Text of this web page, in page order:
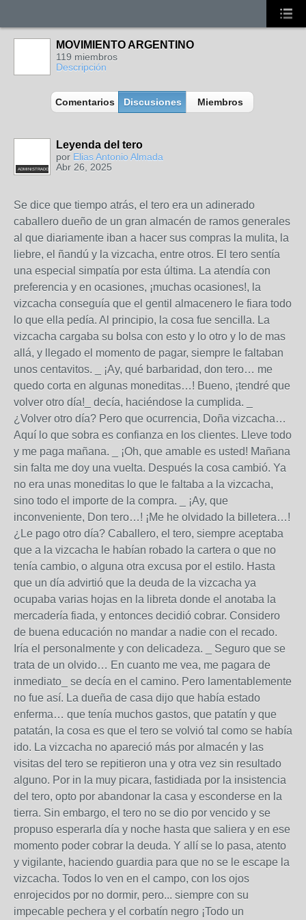
MOVIMIENTO ARGENTINO
119 miembros
Descripción
Comentarios Discusiones Miembros
ADMINISTRADOR
Leyenda del tero
por Elias Antonio Almada
Abr 26, 2025
Se dice que tiempo atrás, el tero era un adinerado
caballero dueño de un gran almacén de ramos generales
al que diariamente iban a hacer sus compras la mulita, la
liebre, el ñandú y la vizcacha, entre otros. El tero sentía
una especial simpatía por esta última. La atendía con
preferencia y en ocasiones, ¡muchas ocasiones!, la
vizcacha conseguía que el gentil almacenero le fiara todo
lo que ella pedía. Al principio, la cosa fue sencilla. La
vizcacha cargaba su bolsa con esto y lo otro y lo de mas
allá, y llegado el momento de pagar, siempre le faltaban
unos centavitos. _ ¡Ay, qué barbaridad, don tero… me
quedo corta en algunas moneditas…! Bueno, ¡tendré que
volver otro día!_ decía, haciéndose la cumplida. _
¿Volver otro día? Pero que ocurrencia, Doña vizcacha…
Aquí lo que sobra es confianza en los clientes. Lleve todo
y me paga mañana. _ ¡Oh, que amable es usted! Mañana
sin falta me doy una vuelta. Después la cosa cambió. Ya
no era unas moneditas lo que le faltaba a la vizcacha,
sino todo el importe de la compra. _ ¡Ay, que
inconveniente, Don tero…! ¡Me he olvidado la billetera…!
¿Le pago otro día? Caballero, el tero, siempre aceptaba
que a la vizcacha le habían robado la cartera o que no
tenía cambio, o alguna otra excusa por el estilo. Hasta
que un día advirtió que la deuda de la vizcacha ya
ocupaba varias hojas en la libreta donde el anotaba la
mercadería fiada, y entonces decidió cobrar. Considero
de buena educación no mandar a nadie con el recado.
Iría el personalmente y con delicadeza. _ Seguro que se
trata de un olvido… En cuanto me vea, me pagara de
inmediato_ se decía en el camino. Pero lamentablemente
no fue así. La dueña de casa dijo que había estado
enferma… que tenía muchos gastos, que patatín y que
patatán, la cosa es que el tero se volvió tal como se había
ido. La vizcacha no apareció más por almacén y las
visitas del tero se repitieron una y otra vez sin resultado
alguno. Por in la muy picara, fastidiada por la insistencia
del tero, opto por abandonar la casa y esconderse en la
tierra. Sin embargo, el tero no se dio por vencido y se
propuso esperarla día y noche hasta que saliera y en ese
momento poder cobrar la deuda. Y allí se lo pasa, atento
y vigilante, haciendo guardia para que no se le escape la
vizcacha. Todos lo ven en el campo, con los ojos
enrojecidos por no dormir, pero... siempre con su
impecable pechera y el corbatín negro ¡Todo un